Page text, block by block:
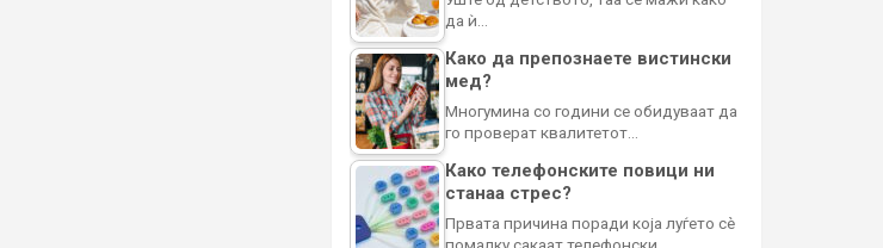
да ѝ…
Како да препознаете вистински
мед?
Многумина со години се обидуваат да
го проверат квалитетот…
Како телефонските повици ни
станаа стрес?
Првата причина поради која луѓето сè
помалку сакаат телефонски…